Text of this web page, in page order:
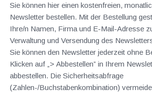
Sie können hier einen kostenfreien,
Newsletter bestellen. Mit der Bestellung
Ihre/n Namen, Firma und E-Mail-Adresse
Verwaltung und Versendung des
Sie können den Newsletter jederzeit ohne
Klicken auf „> Abbestellen” in Ihrem
abbestellen. Die Sicherheitsabfrage
(Zahlen-/Buchstabenkombination)